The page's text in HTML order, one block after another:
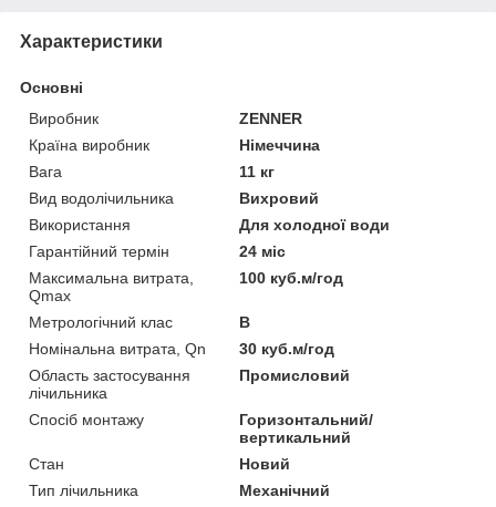
Характеристики
Основні
Виробник
ZENNER
Країна виробник
Німеччина
Вага
11 кг
Вид водолічильника
Вихровий
Використання
Для холодної води
Гарантійний термін
24 міс
Максимальна витрата,
Qmax
100 куб.м/год
Метрологічний клас
В
Номінальна витрата, Qn
30 куб.м/год
Область застосування
лічильника
Промисловий
Спосіб монтажу
Горизонтальний/
вертикальний
Стан
Новий
Тип лічильника
Механічний